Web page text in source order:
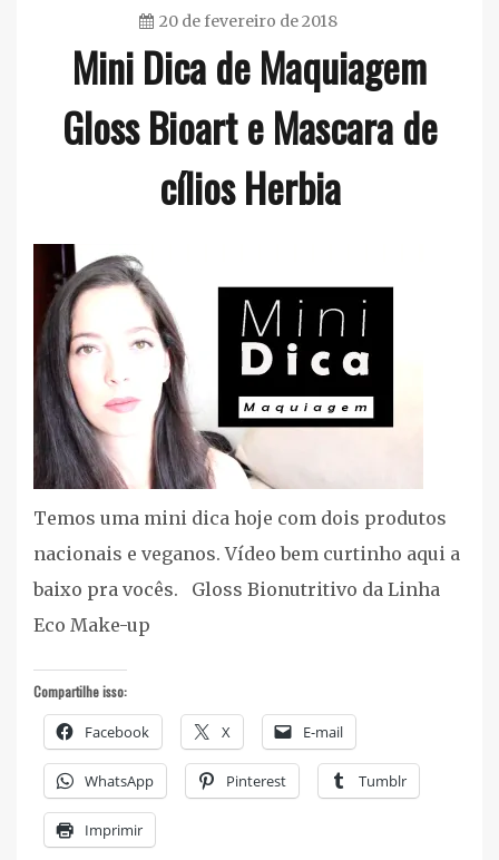
20 de fevereiro de 2018
Sena
Silva
Mini Dica de Maquiagem
Gloss Bioart e Mascara de
cílios Herbia
Vídeos
Youtube
Temos uma mini dica hoje com dois produtos
nacionais e veganos. Vídeo bem curtinho aqui a
baixo pra vocês. Gloss Bionutritivo da Linha
Eco Make-up
Compartilhe isso:
Facebook X E-mail
WhatsApp Pinterest Tumblr
Imprimir